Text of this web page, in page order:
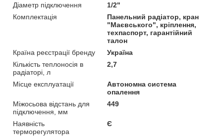
Діаметр підключення
1/2"
Комплектація
Панельний радіатор, кран
"Маєвського", кріплення,
техпаспорт, гарантійний
талон
Країна реєстрації бренду
Україна
Кількість теплоносія в
радіаторі, л
2,7
Місце експлуатації
Автономна система
опалення
Міжосьова відстань для
підключення, мм
449
Наявність
терморегулятора
Є